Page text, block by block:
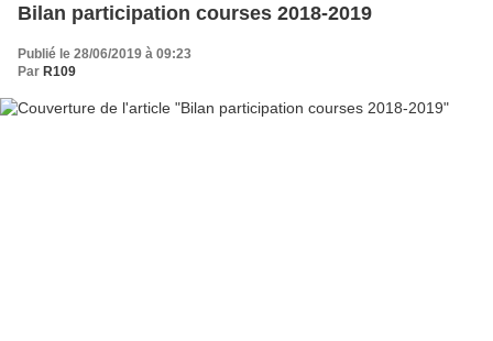
Bilan participation courses 2018-2019
Publié le 28/06/2019 à 09:23
Par R109